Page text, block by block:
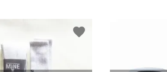
favorite